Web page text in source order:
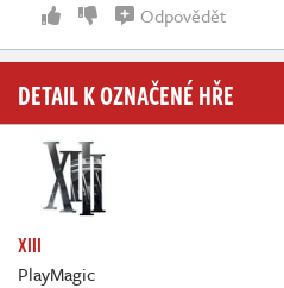
Odpovědět
DETAIL K OZNAČENÉ HŘE
XIII
PlayMagic